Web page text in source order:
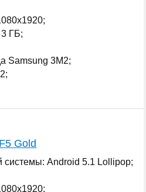
ГБ;
Samsung 3M2;
Gold
системы: Android 5.1 Lollipop;